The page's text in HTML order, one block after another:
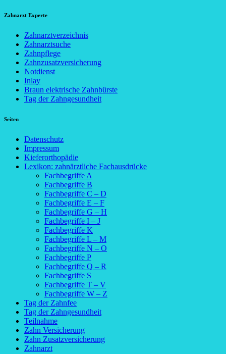
Zahnarzt Experte
Zahnarztverzeichnis
Zahnarztsuche
Zahnpflege
Zahnzusatzversicherung
Notdienst
Inlay
Braun elektrische Zahnbürste
Tag der Zahngesundheit
Seiten
Datenschutz
Impressum
Kieferorthopädie
Lexikon: zahnärztliche Fachausdrücke
Fachbegriffe A
Fachbegriffe B
Fachbegriffe C – D
Fachbegriffe E – F
Fachbegriffe G – H
Fachbegriffe I – J
Fachbegriffe K
Fachbegriffe L – M
Fachbegriffe N – O
Fachbegriffe P
Fachbegriffe Q – R
Fachbegriffe S
Fachbegriffe T – V
Fachbegriffe W – Z
Tag der Zahnfee
Tag der Zahngesundheit
Teilnahme
Zahn Versicherung
Zahn Zusatzversicherung
Zahnarzt